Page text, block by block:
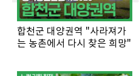
합천군 대양권역 "사라져가
는 농촌에서 다시 찾은 희망"